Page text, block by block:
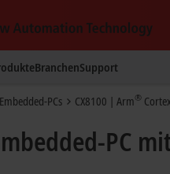
BranchenSupport
Embedded-PCs CX8100 | Arm® Cortex
PC